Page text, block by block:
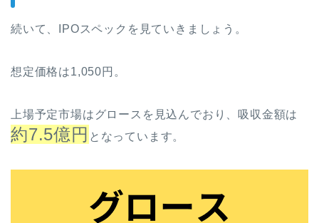
続いて、IPOスペックを見ていきましょう。
想定価格は1,050円。
上場予定市場はグロースを見込んでおり、吸収金額は
約7.5億円 となっています。